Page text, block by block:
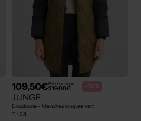
109,50€Prix boutique :
219,00€ -50%
JUNGE
Doudoune - Manches longues vert
T : 38